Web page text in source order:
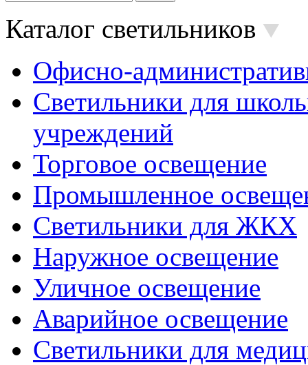
Каталог светильников
Офисно-
Светильники для
учреждений
Торговое освещение
Промышленное
Светильники для ЖКХ
Наружное освещение
Уличное освещение
Аварийное освещение
Светильники для